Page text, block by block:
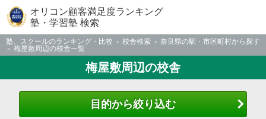
オリコン顧客満足度ランキング
塾・学習塾 検索
塾、スクールのランキング・比較 校舎検索
奈良県の駅・市区町村から探す
梅屋敷周辺の校舎一覧
梅屋敷周辺の校舎
目的から絞り込む